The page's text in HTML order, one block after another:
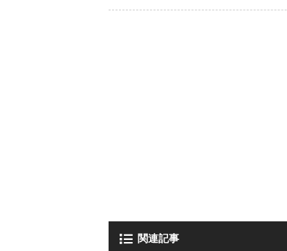
関連記事